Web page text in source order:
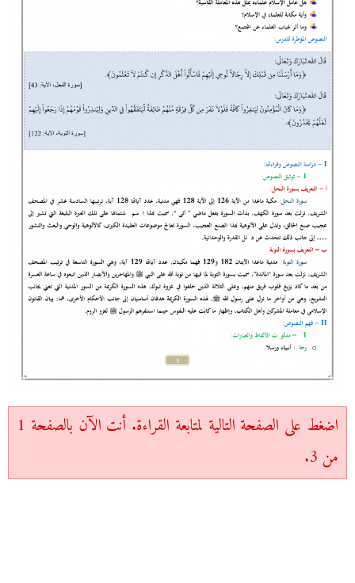
اضغط على الصفحة التالية لمتابعة القراءة. أنت الآن بالصفحة 1
من 3.